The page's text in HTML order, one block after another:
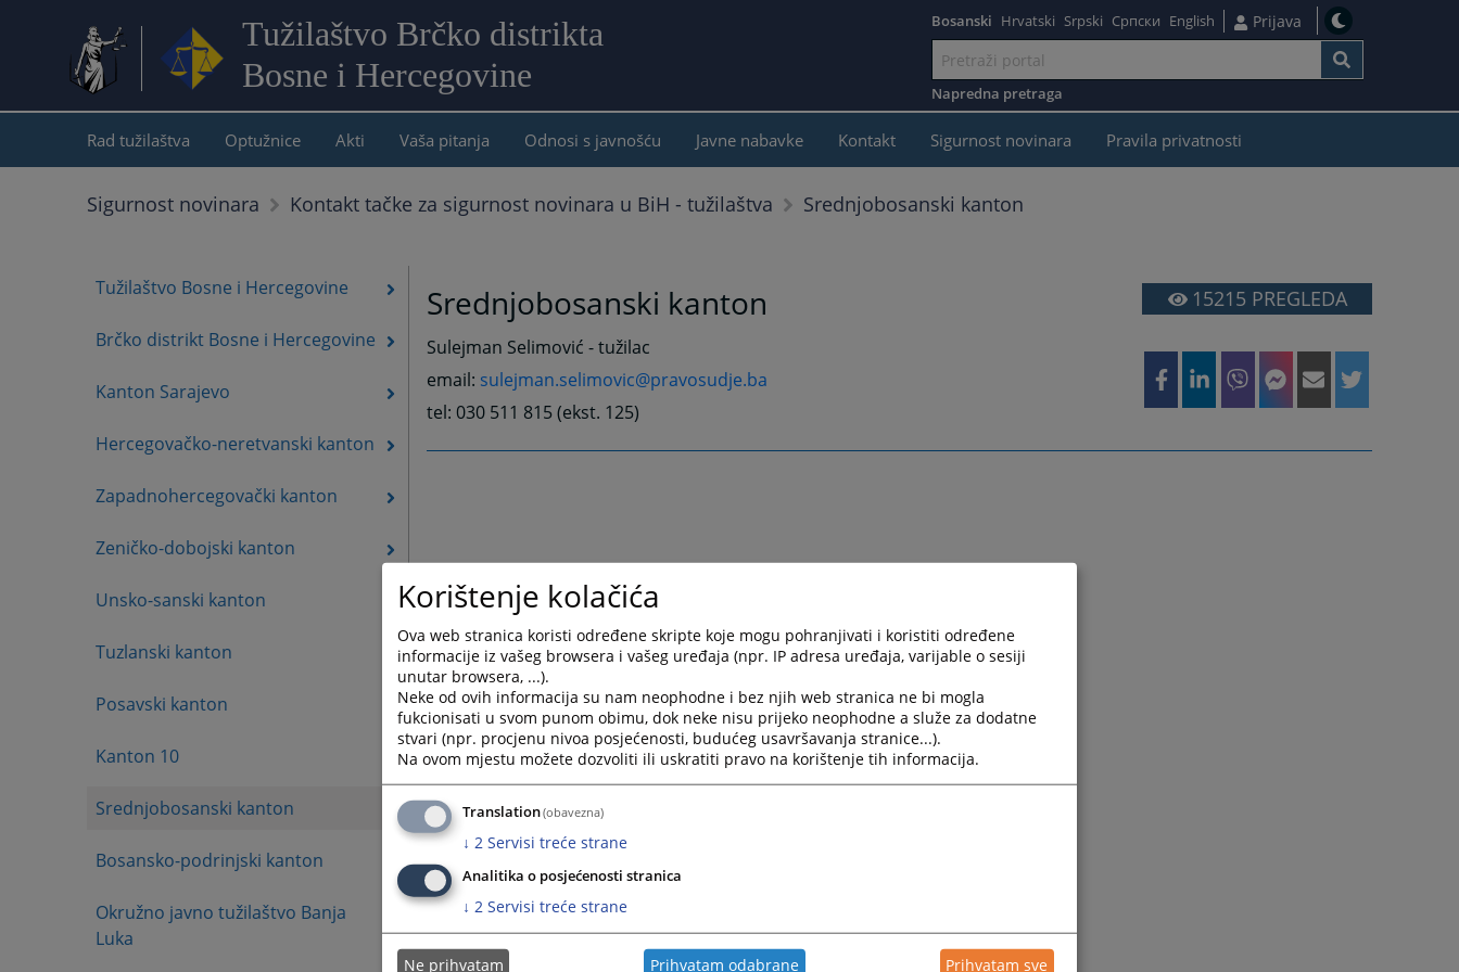
Tužilaštvo Brčko distrikta
Bosne i Hercegovine
sadržaj
Bosanski Hrvatski Srpski Српски English Prijava
Napredna pretraga
Rad tužilaštva Optužnice Akti Vaša pitanja Odnosi s javnošću Javne nabavke Kontakt Sigurnost novinara Pravila privatnosti
Sigurnost novinara Kontakt tačke za sigurnost novinara u BiH - tužilaštva Srednjobosanski kanton
Tužilaštvo Bosne i Hercegovine
Brčko distrikt Bosne i Hercegovine
Kanton Sarajevo
Hercegovačko-neretvanski kanton
Zapadnohercegovački kanton
Zeničko-dobojski kanton
Unsko-sanski kanton
Tuzlanski kanton
Posavski kanton
Kanton 10
Srednjobosanski kanton
Bosansko-podrinjski kanton
Okružno javno tužilaštvo Banja
Luka
Srednjobosanski kanton
Sulejman Selimović - tužilac
email: sulejman.selimovic@pravosudje.ba
tel: 030 511 815 (ekst. 125)
15215 PREGLEDA
Korištenje kolačića
Ova web stranica koristi određene skripte koje mogu pohranjivati i koristiti određene
informacije iz vašeg browsera i vašeg uređaja (npr. IP adresa uređaja, varijable o sesiji
unutar browsera, ...).
Neke od ovih informacija su nam neophodne i bez njih web stranica ne bi mogla
fukcionisati u svom punom obimu, dok neke nisu prijeko neophodne a služe za dodatne
stvari (npr. procjenu nivoa posjećenosti, budućeg usavršavanja stranice...).
Na ovom mjestu možete dozvoliti ili uskratiti pravo na korištenje tih informacija.
Translation(obavezna)
↓ 2 Servisi treće strane
Analitika o posjećenosti stranica
↓ 2 Servisi treće strane
Ne prihvatam Prihvatam odabrane Prihvatam sve